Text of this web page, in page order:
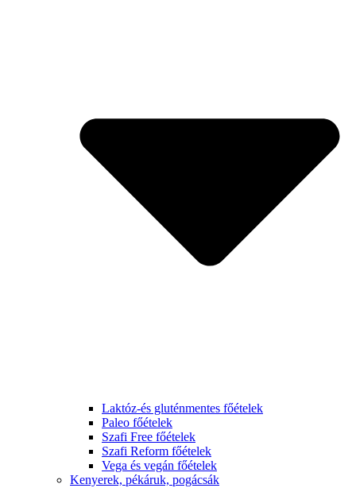
Laktóz-és gluténmentes főételek
Paleo főételek
Szafi Free főételek
Szafi Reform főételek
Vega és vegán főételek
Kenyerek, pékáruk, pogácsák